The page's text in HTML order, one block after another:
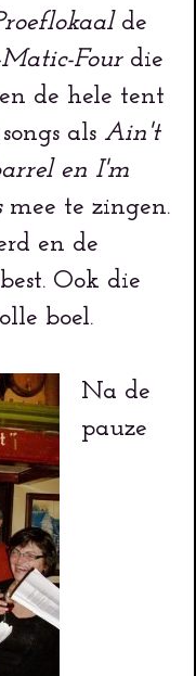
de
Matic-Fourdie
de hele tent
als Ain't
en I'm
mee te zingen.
en de
Ook die
boel.
Na de
pauze